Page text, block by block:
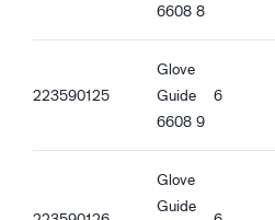
Ergonomiset ominaisuudet
Tiivis istuvuus
6608 8
223590125
Glove
Guide
6608 9
6
Glove
Guide